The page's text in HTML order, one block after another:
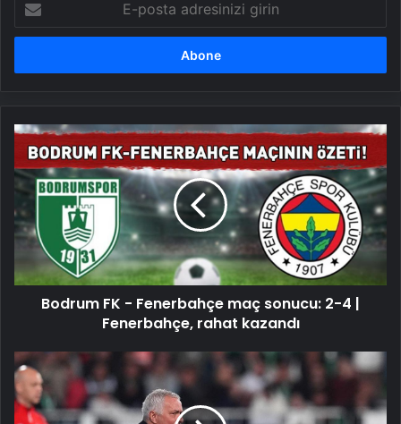
posta
adresinizi
Bodrum
-
Fenerbahçe
maç
sonucu:
|
Fenerbahçe,
Bodrum FK - Fenerbahçe maç sonucu: 2-4 |
Fenerbahçe, rahat kazandı
Jose
Mourinho:
Şampiyonluk
için